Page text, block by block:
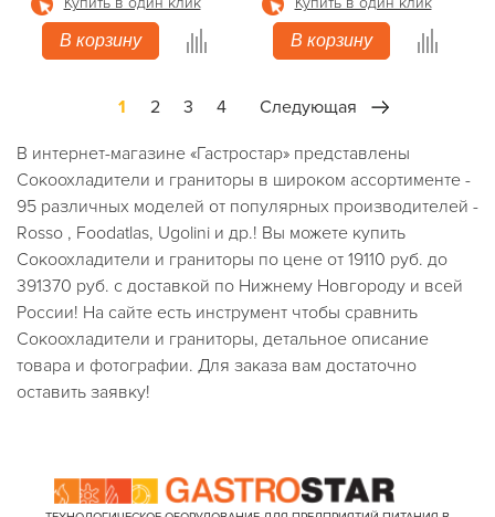
В корзину
В корзину
1 2 3 4 Следующая
В интернет-магазине «Гастростар» представлены
Сокоохладители и граниторы в широком ассортименте -
95 различных моделей от популярных производителей -
Rosso , Foodatlas, Ugolini и др.! Вы можете купить
Сокоохладители и граниторы по цене от 19110 руб. до
391370 руб. с доставкой по Нижнему Новгороду и всей
России! На сайте есть инструмент чтобы сравнить
Сокоохладители и граниторы, детальное описание
товара и фотографии. Для заказа вам достаточно
оставить заявку!